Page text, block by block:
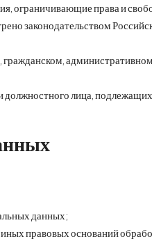
ограничивающие права и
законодательством
должностного лица,
данных;
правовых оснований